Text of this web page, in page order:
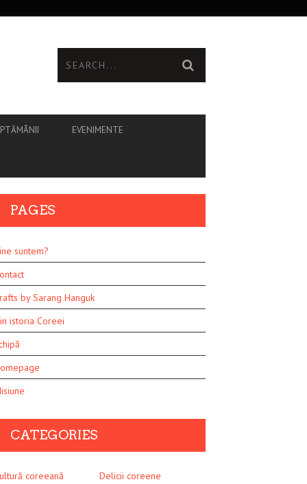
EVENIMENTE
PAGES
suntem?
by Sarang Hanguk
istoria Coreei
CATEGORIES
coreeană
Delicii coreene